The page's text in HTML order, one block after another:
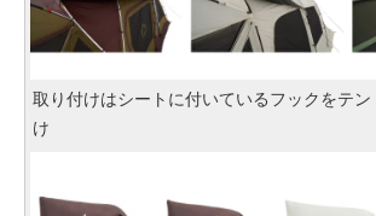
取り付けはシートに付いているフックをテ
け